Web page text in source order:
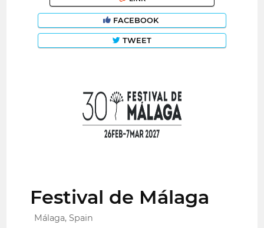
FACEBOOK
TWEET
Festival de Málaga
Málaga, Spain